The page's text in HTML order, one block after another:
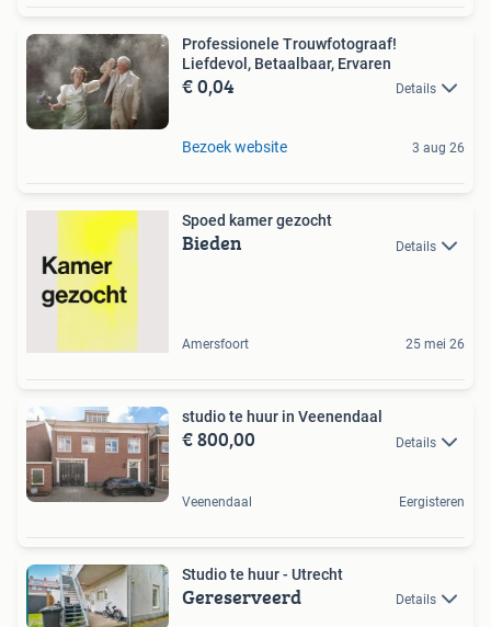
Professionele Trouwfotograaf!
Liefdevol, Betaalbaar, Ervaren
€ 0,04 Details
Bezoek website 3 aug 26
Spoed kamer gezocht
Bieden Details
Amersfoort 25 mei 26
studio te huur in Veenendaal
€ 800,00 Details
Veenendaal Eergisteren
Studio te huur - Utrecht
Gereserveerd Details